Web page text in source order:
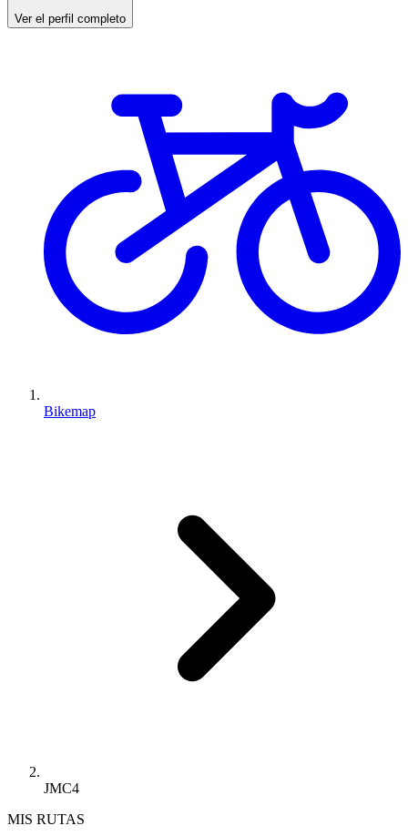
Ver el perfil completo
Bikemap
JMC4
MIS RUTAS